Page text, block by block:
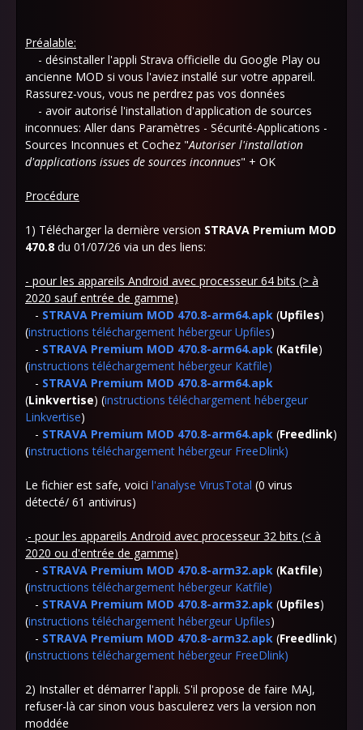
Préalable:
- désinstaller l'appli Strava officielle du Google Play ou
ancienne MOD si vous l'aviez installé sur votre appareil.
Rassurez-vous, vous ne perdrez pas vos données
- avoir autorisé l'installation d'application de sources
inconnues: Aller dans Paramètres - Sécurité-Applications -
Sources Inconnues et Cochez "Autoriser l'installation
d'applications issues de sources inconnues" + OK
Procédure
1) Télécharger la dernière version STRAVA Premium MOD
470.8 du 01/07/26 via un des liens:
- pour les appareils Android avec processeur 64 bits (> à
2020 sauf entrée de gamme)
- STRAVA Premium MOD 470.8-arm64.apk (Upfiles)
(instructions téléchargement hébergeur Upfiles)
- STRAVA Premium MOD 470.8-arm64.apk (Katfile)
(instructions téléchargement hébergeur Katfile)
- STRAVA Premium MOD 470.8-arm64.apk
(Linkvertise) (instructions téléchargement hébergeur
Linkvertise)
- STRAVA Premium MOD 470.8-arm64.apk (Freedlink)
(instructions téléchargement hébergeur FreeDlink)
Le fichier est safe, voici l'analyse VirusTotal (0 virus
détecté/ 61 antivirus)
.- pour les appareils Android avec processeur 32 bits (< à
2020 ou d'entrée de gamme)
- STRAVA Premium MOD 470.8-arm32.apk (Katfile)
(instructions téléchargement hébergeur Katfile)
- STRAVA Premium MOD 470.8-arm32.apk (Upfiles)
(instructions téléchargement hébergeur Upfiles)
- STRAVA Premium MOD 470.8-arm32.apk (Freedlink)
(instructions téléchargement hébergeur FreeDlink)
2) Installer et démarrer l'appli. S'il propose de faire MAJ,
refuser-là car sinon vous basculerez vers la version non
moddée